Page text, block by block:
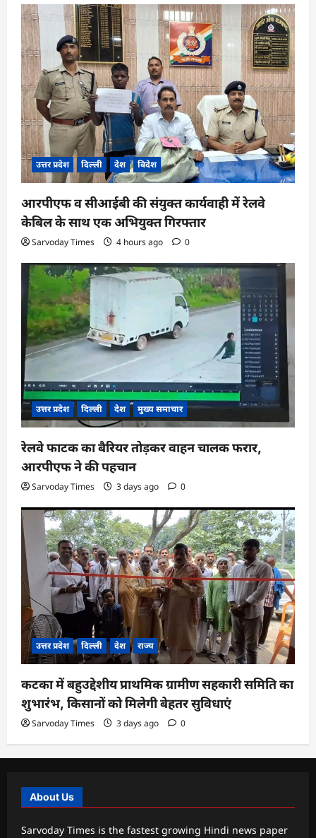
उत्तर प्रदेश दिल्ली देश विदेश
आरपीएफ व सीआईबी की संयुक्त कार्यवाही में रेलवे
केबिल के साथ एक अभियुक्त गिरफ्तार
Sarvoday Times 4 hours ago 0
उत्तर प्रदेश दिल्ली देश मुख्य समाचार
रेलवे फाटक का बैरियर तोड़कर वाहन चालक फरार,
आरपीएफ ने की पहचान
Sarvoday Times 3 days ago 0
उत्तर प्रदेश दिल्ली देश राज्य
कटका में बहुउद्देशीय प्राथमिक ग्रामीण सहकारी समिति का
शुभारंभ, किसानों को मिलेगी बेहतर सुविधाएं
Sarvoday Times 3 days ago 0
About Us
Sarvoday Times is the fastest growing Hindi news paper